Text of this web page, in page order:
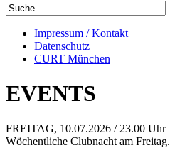
Impressum / Kontakt
Datenschutz
CURT München
EVENTS
FREITAG, 10.07.2026 / 23.00 Uhr
Wöchentliche Clubnacht am Freitag.